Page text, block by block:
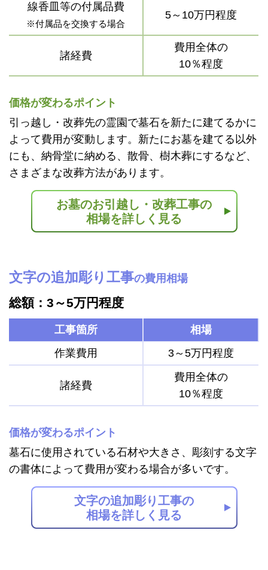
線香皿等の付属品費
※付属品を交換する場合
5～10万円程度
諸経費
費用全体の
10％程度
価格が変わるポイント
引っ越し・改葬先の霊園で墓石を新たに建てるかに
よって費用が変動します。新たにお墓を建てる以外
にも、納骨堂に納める、散骨、樹木葬にするなど、
さまざまな改葬方法があります。
お墓のお引越し・改葬工事の
相場を詳しく見る
文字の追加彫り工事の費用相場
総額：3～5万円程度
工事箇所
相場
作業費用
3～5万円程度
諸経費
費用全体の
10％程度
価格が変わるポイント
墓石に使用されている石材や大きさ、彫刻する文字
の書体によって費用が変わる場合が多いです。
文字の追加彫り工事の
相場を詳しく見る